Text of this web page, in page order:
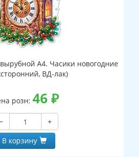
А4. Часики новогодние
ВД-лак)
розн: 46 ₽
+
В корзину